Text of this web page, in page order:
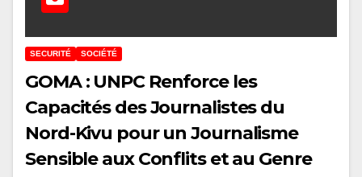
SECURITÉ SOCIÉTÉ
GOMA : UNPC Renforce les
Capacités des Journalistes du
Nord-Kivu pour un Journalisme
Sensible aux Conflits et au Genre